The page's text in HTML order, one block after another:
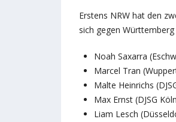
Erstens NRW hat den
sich gegen
Noah Saxarra
Marcel Tran
Malte Heinrichs
Max Ernst (DJSG
Liam Lesch